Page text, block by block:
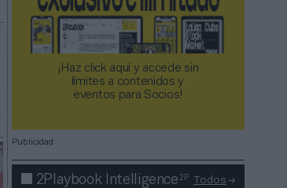
¡Haz click aquí y accede sin
límites a contenidos y
eventos para Socios!​​​​​​​
Publicidad
2Playbook Intelligence2P Todos